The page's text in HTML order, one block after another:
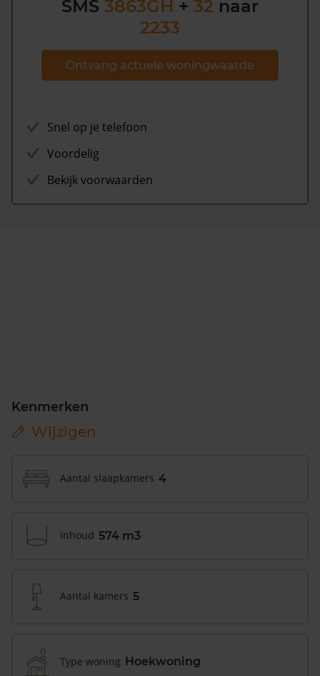
SMS 3863GH + 32 naar
2233
Ontvang actuele woningwaarde
Snel op je telefoon
Voordelig
Bekijk voorwaarden
Kenmerken
Wijzigen
Aantal slaapkamers 4
Inhoud 574 m3
Aantal kamers 5
Type woning Hoekwoning